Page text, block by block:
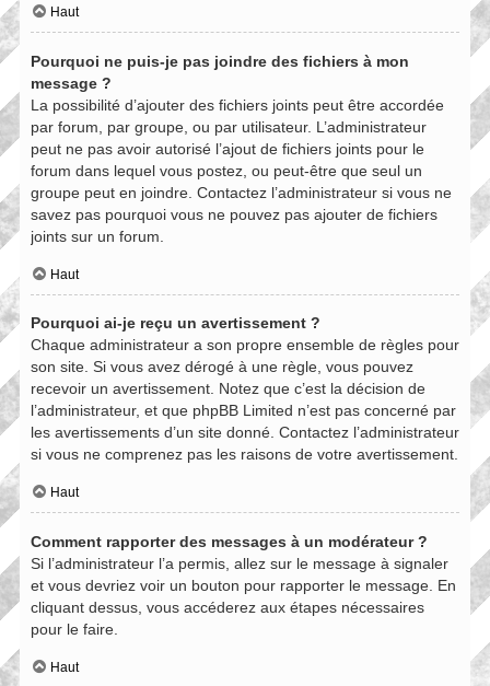
Haut
Pourquoi ne puis-je pas joindre des fichiers à mon
message ?
La possibilité d’ajouter des fichiers joints peut être accordée
par forum, par groupe, ou par utilisateur. L’administrateur
peut ne pas avoir autorisé l’ajout de fichiers joints pour le
forum dans lequel vous postez, ou peut-être que seul un
groupe peut en joindre. Contactez l’administrateur si vous ne
savez pas pourquoi vous ne pouvez pas ajouter de fichiers
joints sur un forum.
Haut
Pourquoi ai-je reçu un avertissement ?
Chaque administrateur a son propre ensemble de règles pour
son site. Si vous avez dérogé à une règle, vous pouvez
recevoir un avertissement. Notez que c’est la décision de
l’administrateur, et que phpBB Limited n’est pas concerné par
les avertissements d’un site donné. Contactez l’administrateur
si vous ne comprenez pas les raisons de votre avertissement.
Haut
Comment rapporter des messages à un modérateur ?
Si l’administrateur l’a permis, allez sur le message à signaler
et vous devriez voir un bouton pour rapporter le message. En
cliquant dessus, vous accéderez aux étapes nécessaires
pour le faire.
Haut